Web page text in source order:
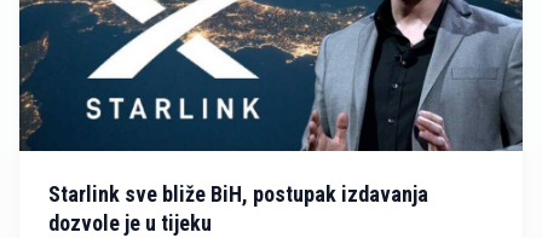
Starlink sve bliže BiH, postupak izdavanja
dozvole je u tijeku